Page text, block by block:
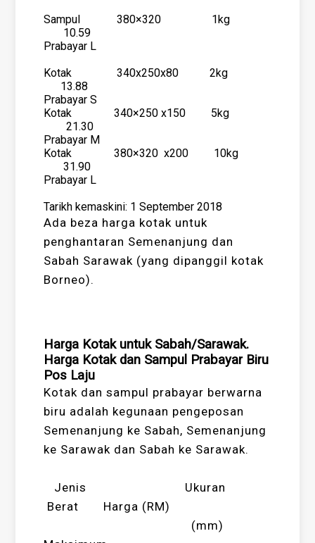
Sampul 380×320 1kg
10.59
Prabayar L
Kotak 340x250x80 2kg
13.88
Prabayar S
Kotak 340×250 x150 5kg
21.30
Prabayar M
Kotak 380×320 x200 10kg
31.90
Prabayar L
Tarikh kemaskini: 1 September 2018
Ada beza harga kotak untuk
penghantaran Semenanjung dan
Sabah Sarawak (yang dipanggil kotak
Borneo).
Harga Kotak untuk Sabah/Sarawak.
Harga Kotak dan Sampul Prabayar Biru
Pos Laju
Kotak dan sampul prabayar berwarna
biru adalah kegunaan pengeposan
Semenanjung ke Sabah, Semenanjung
ke Sarawak dan Sabah ke Sarawak.
Jenis Ukuran
Berat Harga (RM)
(mm)